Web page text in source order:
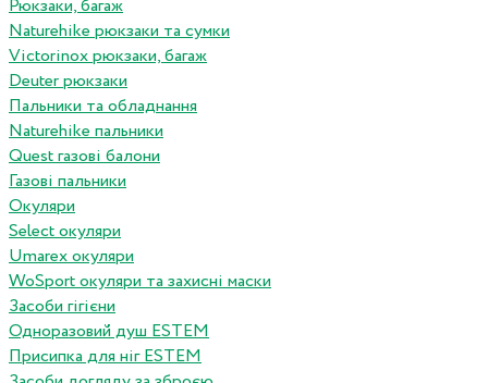
Рюкзаки, багаж
Naturehike рюкзаки та сумки
Victorinox рюкзаки, багаж
Deuter рюкзаки
Пальники та обладнання
Naturehike пальники
Quest газові балони
Газові пальники
Окуляри
Select окуляри
Umarex окуляри
WoSport окуляри та захисні маски
Засоби гігієни
Одноразовий душ ESTEM
Присипка для ніг ESTEM